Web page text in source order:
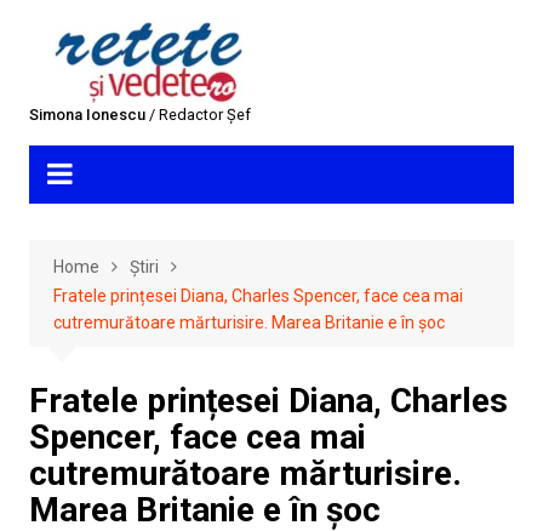
Simona Ionescu/ Redactor Șef
Home
Știri
Fratele prințesei Diana, Charles Spencer, face cea mai
cutremurătoare mărturisire. Marea Britanie e în șoc
Fratele prințesei Diana, Charles
Spencer, face cea mai
cutremurătoare mărturisire.
Marea Britanie e în șoc